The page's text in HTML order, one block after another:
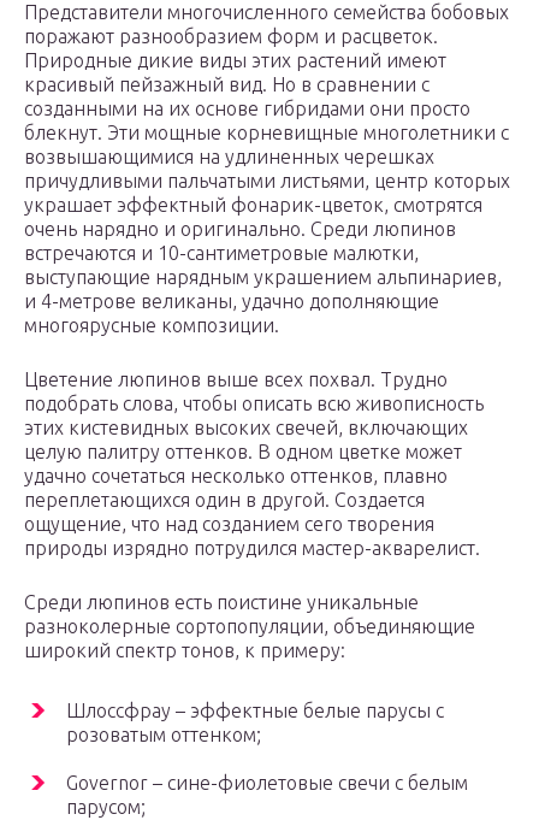
Представители многочисленного семейства бобовых
поражают разнообразием форм и расцветок.
Природные дикие виды этих растений имеют
красивый пейзажный вид. Но в сравнении с
созданными на их основе гибридами они просто
блекнут. Эти мощные корневищные многолетники с
возвышающимися на удлиненных черешках
причудливыми пальчатыми листьями, центр которых
украшает эффектный фонарик-цветок, смотрятся
очень нарядно и оригинально. Среди люпинов
встречаются и 10-сантиметровые малютки,
выступающие нарядным украшением альпинариев,
и 4-метрове великаны, удачно дополняющие
многоярусные композиции.
Цветение люпинов выше всех похвал. Трудно
подобрать слова, чтобы описать всю живописность
этих кистевидных высоких свечей, включающих
целую палитру оттенков. В одном цветке может
удачно сочетаться несколько оттенков, плавно
переплетающихся один в другой. Создается
ощущение, что над созданием сего творения
природы изрядно потрудился мастер-акварелист.
Среди люпинов есть поистине уникальные
разноколерные сортопопуляции, объединяющие
широкий спектр тонов, к примеру:
Шлоссфрау – эффектные белые парусы с
розоватым оттенком;
Governor – сине-фиолетовые свечи с белым
парусом;